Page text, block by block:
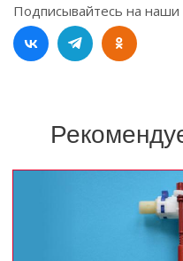
Подписывайтесь на наши